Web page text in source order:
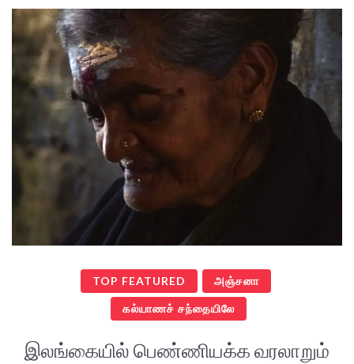
TOP FEATURED அஞ்சனா
கல்யாணச் சந்தையிலே
இலங்கையில் பெண்ணியக்க வரலாறும்